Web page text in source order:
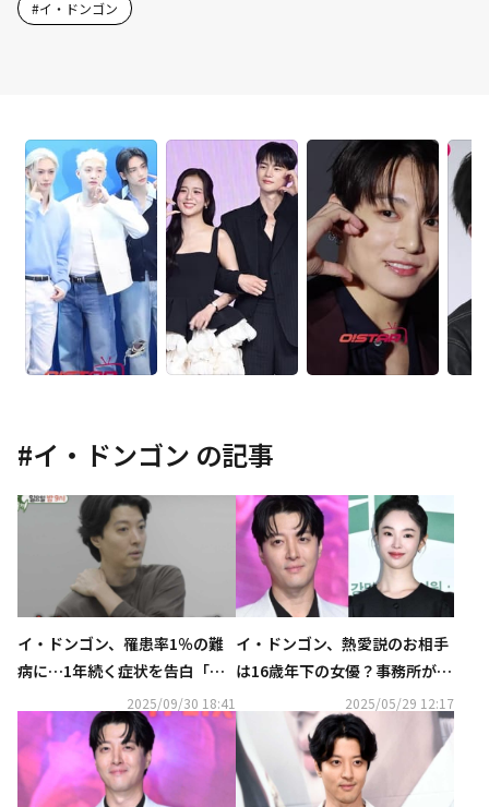
#イ・ドンゴン
#イ・ドンゴン の記事
イ・ドンゴン、罹患率1％の難
病に…1年続く症状を告白「充
血して視力低下、針で刺される
ような痛み」（動画あり）
2025/09/30 18:41
イ・ドンゴン、熱愛説のお相手
は16歳年下の女優？事務所がコ
2025/05/29 12:17